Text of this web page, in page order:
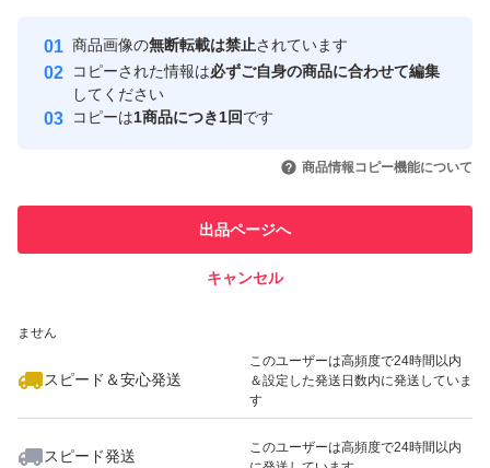
安心取引出品者
心・安全なユーザーです
取引実績
引を完了させた実績があります
での取引実績があります
ません
スピード＆安心発送
このユーザーは高頻度で24時間以内
＆設定した発送日数内に発送していま
す
スピード発送
このユーザーは高頻度で24時間以内
商品画像の無断転載は禁止されています
コピーされた情報は必ずご自身の商品に合わせて編集
してください
コピーは1商品につき1回です
商品情報コピー機能について
出品ページへ
キャンセル